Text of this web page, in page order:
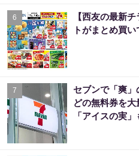
6
【西友の最新
トがまとめ買
7
セブンで「爽
どの無料券を
「アイスの実